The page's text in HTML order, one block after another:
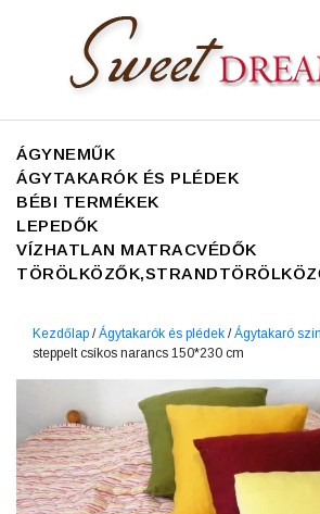
ÁGYNEMŰK
ÁGYTAKARÓK ÉS PLÉDEK
BÉBI TERMÉKEK
LEPEDŐK
VÍZHATLAN MATRACVÉDŐK
Kezdőlap /Ágytakarók és plédek /Ágytakaró
steppelt csíkos narancs 150*230 cm